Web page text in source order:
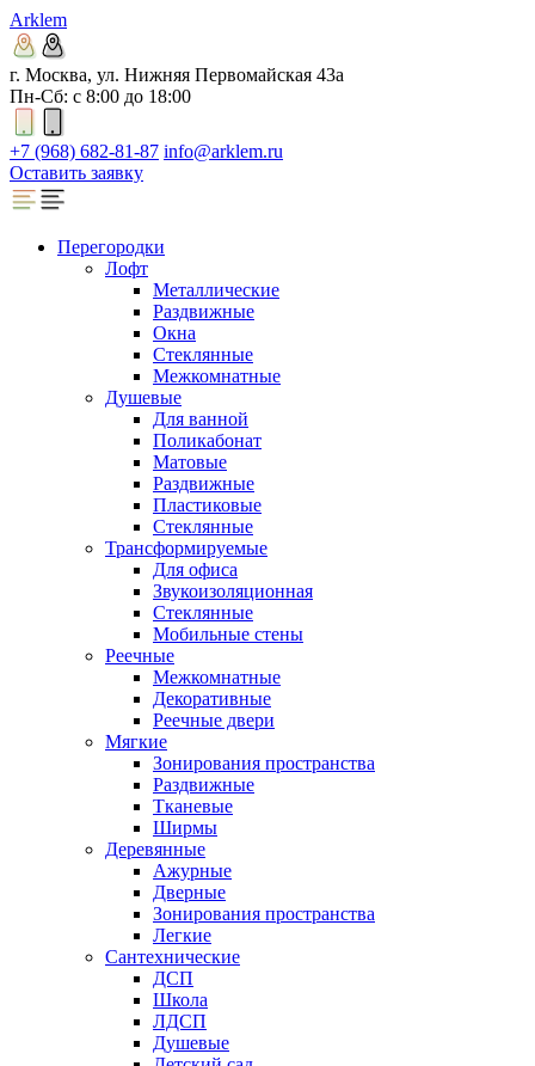
Arklem
г. Москва, ул. Нижняя Первомайская 43а
Пн-Сб: с 8:00 до 18:00
+7 (968) 682-81-87 info@arklem.ru
Оставить заявку
Перегородки
Лофт
Металлические
Раздвижные
Окна
Стеклянные
Межкомнатные
Душевые
Для ванной
Поликабонат
Матовые
Раздвижные
Пластиковые
Стеклянные
Трансформируемые
Для офиса
Звукоизоляционная
Стеклянные
Мобильные стены
Реечные
Межкомнатные
Декоративные
Реечные двери
Мягкие
Зонирования пространства
Раздвижные
Тканевые
Ширмы
Деревянные
Ажурные
Дверные
Зонирования пространства
Легкие
Сантехнические
ДСП
Школа
ЛДСП
Душевые